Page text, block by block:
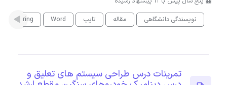
نویسندگی دانشگاهی
مقاله تایپ Word
تمرینات درس طراحی سیستم های تعلیق و